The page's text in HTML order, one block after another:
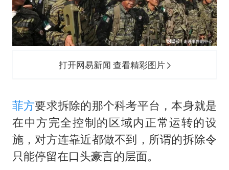
打开网易新闻 查看精彩图片
菲方要求拆除的那个科考平台，本身就是
在中方完全控制的区域内正常运转的设
施，对方连靠近都做不到，所谓的拆除令
只能停留在口头豪言的层面。